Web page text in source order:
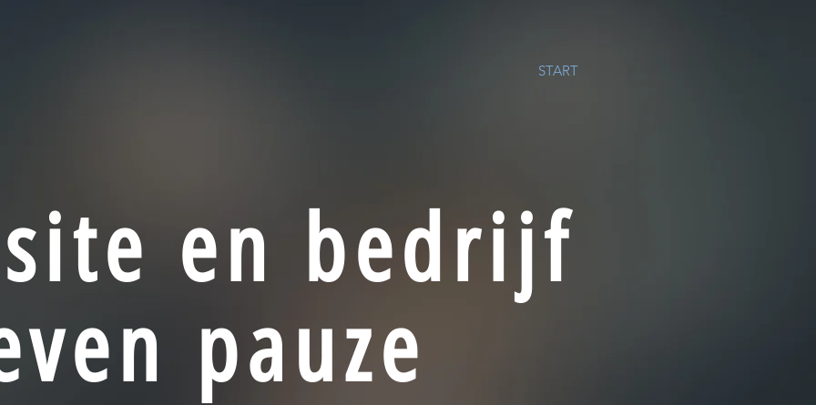
START
en bedrijf
pauze